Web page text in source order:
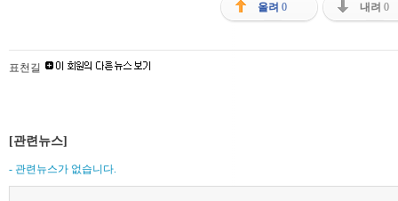
올려 0 내려 0
표천길
[관련뉴스]
- 관련뉴스가 없습니다.